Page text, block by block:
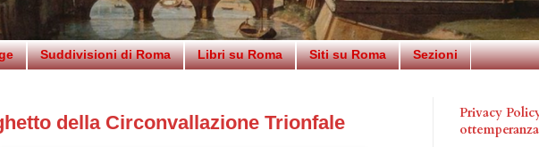
Suddivisioni di Roma Libri su Roma Siti su Roma Sezioni
della Circonvallazione Trionfale
Privacy